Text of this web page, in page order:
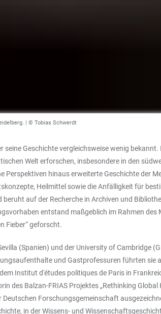
| © Tobias Schwerdt
Geschichte vergleichsweise wenig bekannt.
Welt erforschen, insbesondere in den
hinaus erweiterte Geschichte der
Heilmittel sowie die Anfälligkeit für
auf der Recherche in Archiven und
entstand maßgeblich im Rahmen
Fieber“ geforscht.
(Spanien) und der University of Cambridge
und Gastprofessuren führten
Institut d'études politiques de Paris in
des Balzan-FRIAS Projektes „Rethinking
Forschungsgemeinschaft
in der Wissens- und